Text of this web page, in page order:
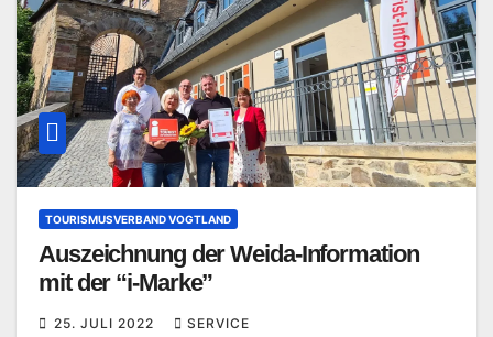
TOURISMUSVERBAND VOGTLAND
Auszeichnung der Weida-Information
mit der “i-Marke”
25. JULI 2022 SERVICE